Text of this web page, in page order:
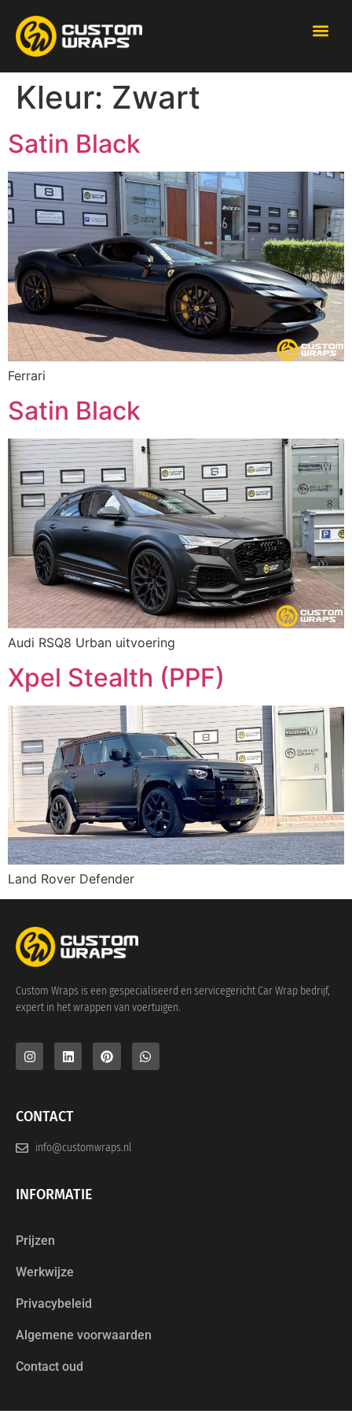
Kleur: Zwart
Satin Black
Ferrari
Satin Black
Audi RSQ8 Urban uitvoering
Xpel Stealth (PPF)
Land Rover Defender
Custom Wraps is een gespecialiseerd en servicegericht Car Wrap bedrijf,
expert in het wrappen van voertuigen.
CONTACT
info@customwraps.nl
INFORMATIE
Prijzen
Werkwijze
Privacybeleid
Algemene voorwaarden
Contact oud